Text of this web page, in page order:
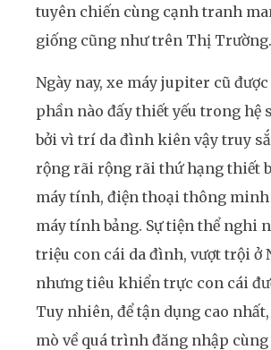
tuyên chiến cùng cạnh tranh
giống cũng như trên Thị Trường.
Ngày nay, xe máy jupiter cũ
phần nào đấy thiết yếu trong
bởi vì trí da đình kiên vậy truy
rộng rãi rộng rãi thứ hạng thiết
máy tính, điện thoại thông
máy tính bảng. Sự tiện thể nghi
triệu con cái da đình, vượt trội ở
nhưng tiêu khiển trực con cái
Tuy nhiên, để tận dụng cao
mò về quá trình đăng nhập